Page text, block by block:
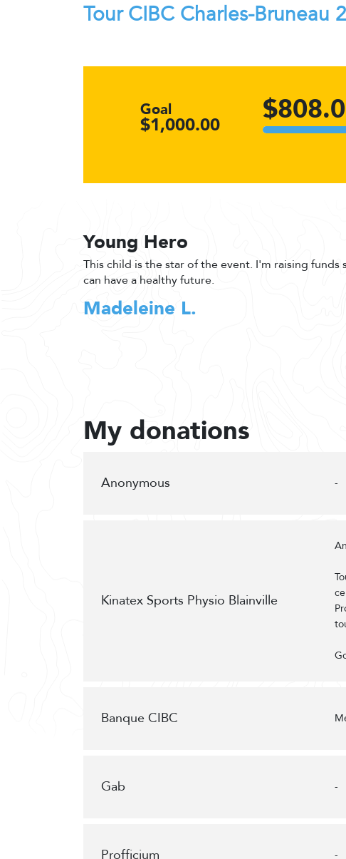
Tour CIBC Charles-Bruneau
Goal
$1,000.00
Young Hero
This child is the star of the event. I'm raising funds
can have a healthy future.
Madeleine L.
My donations
Anonymous -
Kinatex Sports Physio Blainville
Banque CIBC
Gab -
Profficium -